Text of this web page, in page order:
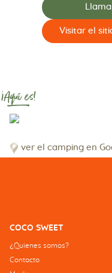
Visitar el
¡Aquí es!
ver el camping en
COCO SWEET
¿Quienes somos?
Contacto